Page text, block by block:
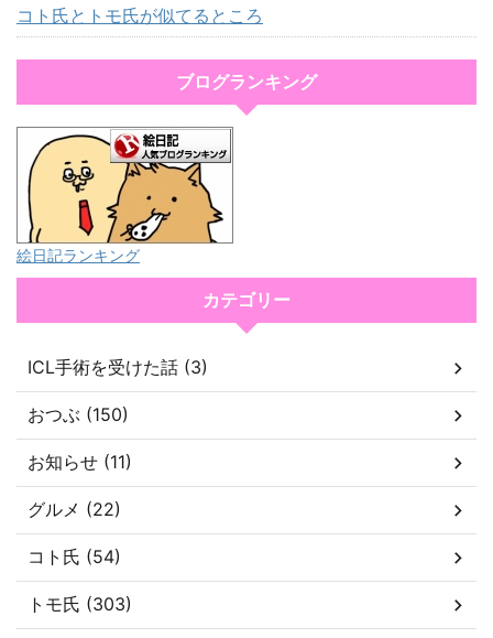
コト氏とトモ氏が似てるところ
ブログランキング
絵日記ランキング
カテゴリー
ICL手術を受けた話 (3)
おつぶ (150)
お知らせ (11)
グルメ (22)
コト氏 (54)
トモ氏 (303)